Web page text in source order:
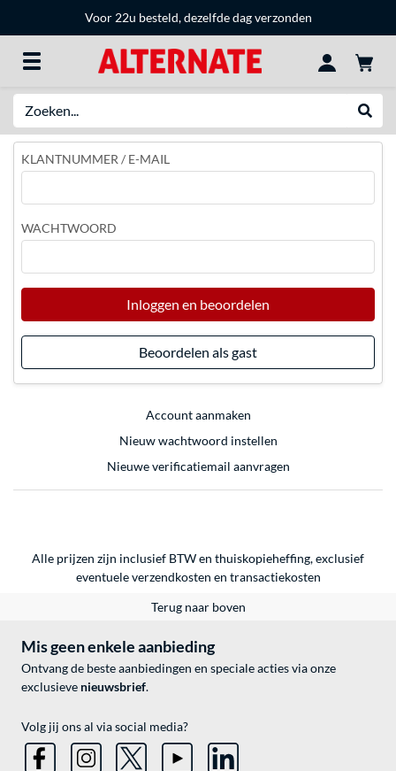
Voor 22u besteld, dezelfde dag verzonden
KLANTNUMMER / E-MAIL
WACHTWOORD
Inloggen en beoordelen
Beoordelen als gast
Account aanmaken
Nieuw wachtwoord instellen
Nieuwe verificatiemail aanvragen
Alle prijzen zijn inclusief BTW en thuiskopieheffing, exclusief
eventueleverzendkosten en transactiekosten
Terug naar boven
Mis geen enkele aanbieding
Ontvang de beste aanbiedingen en speciale acties via onze
exclusieve nieuwsbrief.
Volg jij ons al via social media?